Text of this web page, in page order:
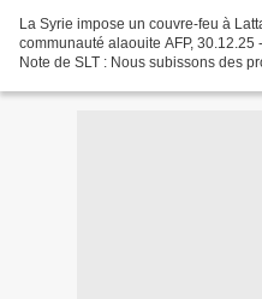
La Syrie impose un couvre-feu à
communauté alaouite AFP, 30.12.25
Note de SLT : Nous subissons des